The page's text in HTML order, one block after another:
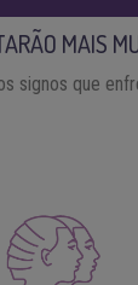
MAIS
signos que